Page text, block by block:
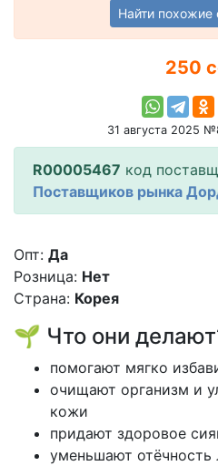
Найти похожие
250
31 августа 2025
R00005467 код
Поставщиков рынка
Опт: Да
Розница: Нет
Страна: Корея
🌱 Что они
помогают мягко
очищают организм и
кожи
придают здоровое
уменьшают отёчность